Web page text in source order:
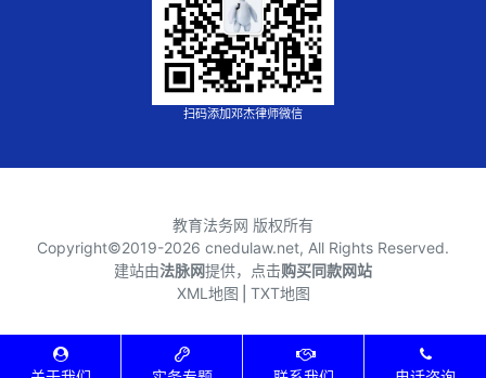
扫码添加邓杰律师微信
教育法务网 版权所有
Copyright©2019-2026 cnedulaw.net, All Rights Reserved.
建站由法脉网提供，点击购买同款网站
XML地图
TXT地图